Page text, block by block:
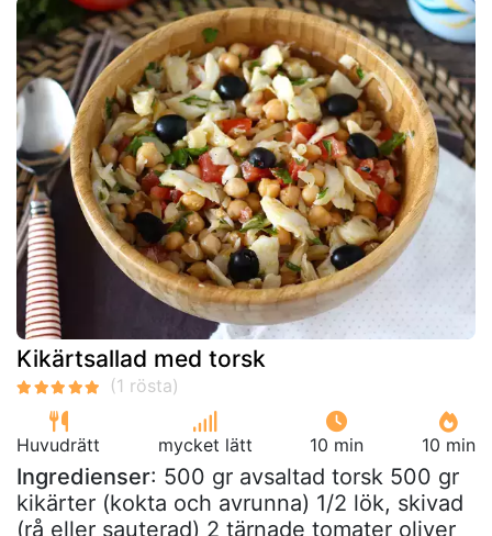
Kikärtsallad med torsk
Huvudrätt mycket lätt 10 min 10 min
Ingredienser: 500 gr avsaltad torsk 500 gr
kikärter (kokta och avrunna) 1/2 lök, skivad
(rå eller sauterad) 2 tärnade tomater oliver